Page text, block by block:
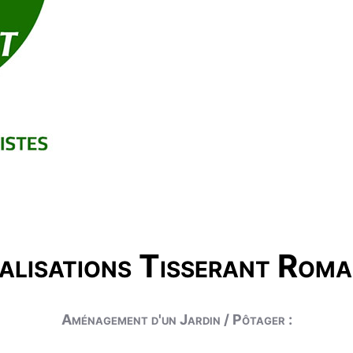
Tisserant
Aménagement d'un Jardin / Pôtager :